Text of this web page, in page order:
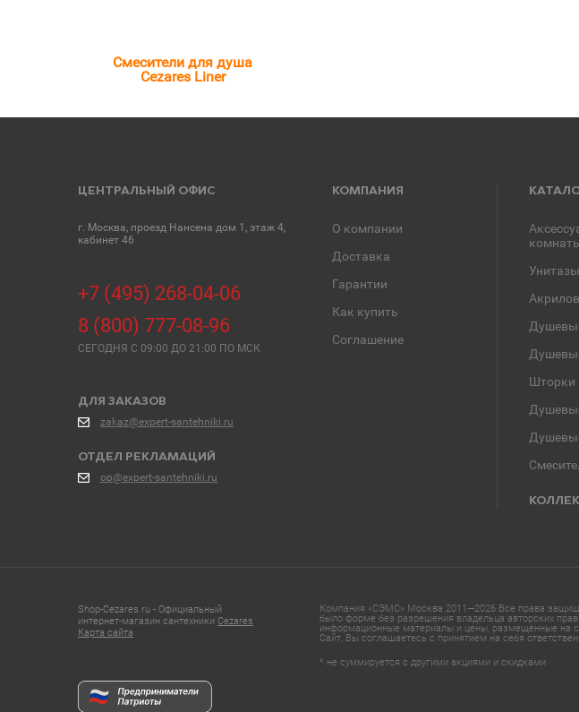
Смесители для душа
Cezares Liner
ЦЕНТРАЛЬНЫЙ ОФИС
г. Москва, проезд Нансена дом 1, этаж 4,
кабинет 46
+7 (495) 268-04-06
8 (800) 777-08-96
СЕГОДНЯ C 09:00 ДО 21:00 ПО МСК
ДЛЯ ЗАКАЗОВ
zakaz@expert-santehniki.ru
ОТДЕЛ РЕКЛАМАЦИЙ
op@expert-santehniki.ru
КОМПАНИЯ
О компании
Доставка
Гарантии
Как купить
Соглашение
Унитазы
Шторки
Shop-Cezares.ru - Официальный
интернет-магазин сантехники Cezares
Карта сайта
Компания «СЭМС» Москва 2011—2026 Все права
было форме без разрешения владельца авторских
информационные материалы и цены, размещенные на
Сайт, Вы соглашаетесь с принятием на себя
* не суммируется с другими акциями и скидками